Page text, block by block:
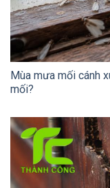
Mùa mưa mối cánh
mối?